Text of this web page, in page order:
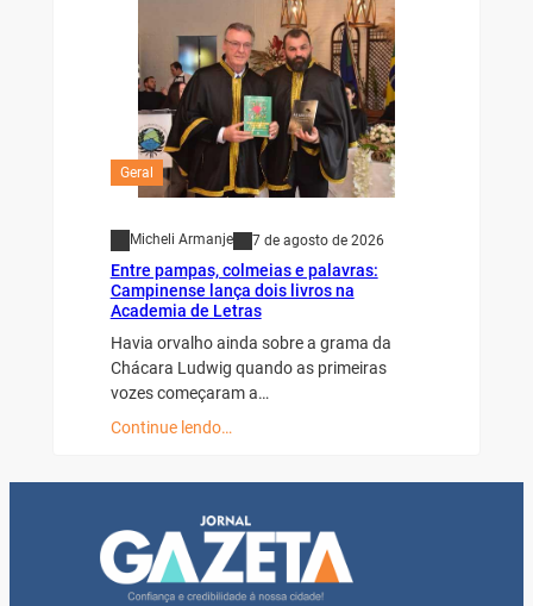
Geral
Micheli Armanje 7 de agosto de 2026
Entre pampas, colmeias e palavras:
Campinense lança dois livros na
Academia de Letras
Havia orvalho ainda sobre a grama da
Chácara Ludwig quando as primeiras
vozes começaram a…
Continue lendo…